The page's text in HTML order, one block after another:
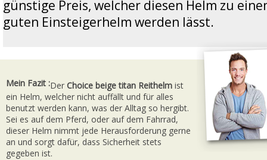
günstige Preis, welcher diesen Helm zu
guten Einsteigerhelm werden lässt.
Mein Fazit :Der Choice beige titan Reithelm ist
ein Helm, welcher nicht auffällt und für alles
benutzt werden kann, was der Alltag so hergibt.
Sei es auf dem Pferd, oder auf dem Fahrrad,
dieser Helm nimmt jede Herausforderung gerne
an und sorgt dafür, dass Sicherheit stets
gegeben ist.